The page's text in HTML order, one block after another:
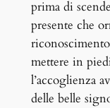
prima di
presente che
mettere in
l’accoglienza
delle belle